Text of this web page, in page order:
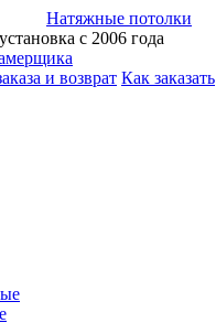
Натяжные потолки
с 2006 года
и возврат Как заказать